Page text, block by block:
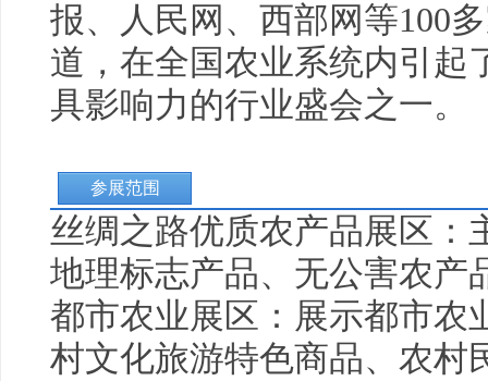
报、人民网、西部网等100
道，在全国农业系统内引起
具影响力的行业盛会之一。
参展范围
丝绸之路优质农产品展区：
地理标志产品、无公害农产
都市农业展区：展示都市农
村文化旅游特色商品、农村